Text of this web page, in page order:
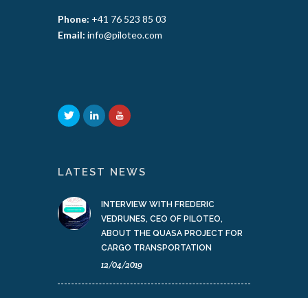
Phone: +41 76 523 85 03
Email: info@piloteo.com
LATEST NEWS
INTERVIEW WITH FREDERIC
VEDRUNES, CEO OF PILOTEO,
ABOUT THE QUASA PROJECT FOR
CARGO TRANSPORTATION
12/04/2019